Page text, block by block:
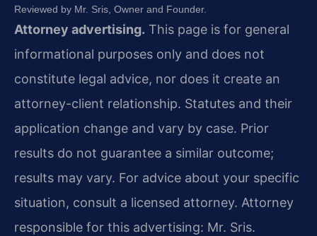
Reviewed by Mr. Sris, Owner and Founder.
Attorney advertising. This page is for general
informational purposes only and does not
constitute legal advice, nor does it create an
attorney-client relationship. Statutes and their
application change and vary by case. Prior
results do not guarantee a similar outcome;
results may vary. For advice about your specific
situation, consult a licensed attorney. Attorney
responsible for this advertising: Mr. Sris.